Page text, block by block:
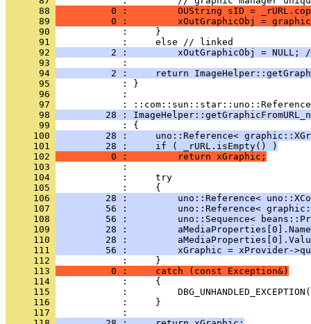
      88
0 :         OUString sID =
      89
0 :         xOutGraphicObj =
      90
      91
      92
2 :         xOutGraphicObj = NULL;
      93
      94
2 :     return
      95
      96
            :
      97
      98
28 :
      99
     100
28 :     uno::Reference<
     101
         28 :     if ( _rURL.isEmpty() )
     102
          0 :         return xGraphic;
     103
     104
     105
     106
28 :         uno::Reference<
     107
56 :         uno::Reference<
     108
56 :         uno::Sequence<
     109
28 :
     110
28 :
     111
56 :         xGraphic = xProvider-
     112
     113
          0 :     catch (const Exception&)
     114
     115
     116
     117